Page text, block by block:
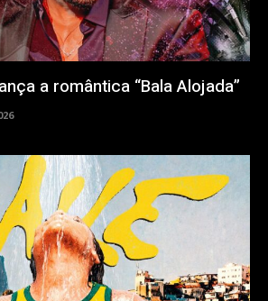
a romântica “Bala Alojada”